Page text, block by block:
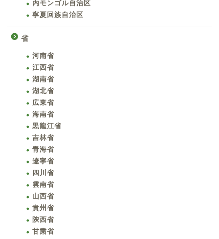
内モンゴル自治区
寧夏回族自治区
省
河南省
江西省
湖南省
湖北省
広東省
海南省
黒龍江省
吉林省
青海省
遼寧省
四川省
雲南省
山西省
貴州省
陝西省
甘粛省